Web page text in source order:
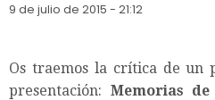
9 de julio de 2015 - 21:12
Os traemos la crítica de un
presentación: Memorias